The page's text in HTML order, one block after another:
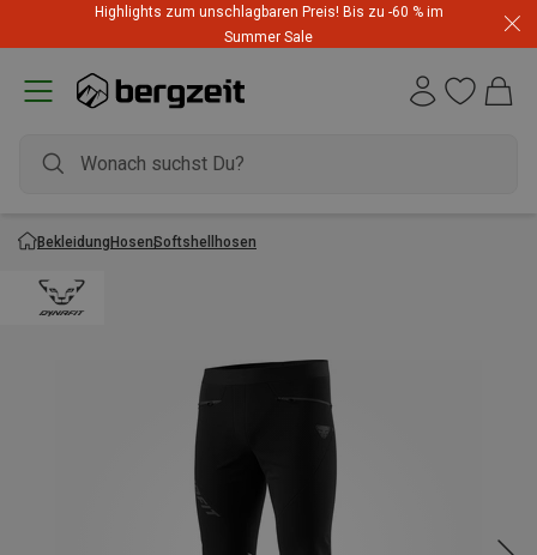
Highlights zum unschlagbaren Preis! Bis zu -60 % im
Summer Sale
BekleidungHosenSoftshellhosen